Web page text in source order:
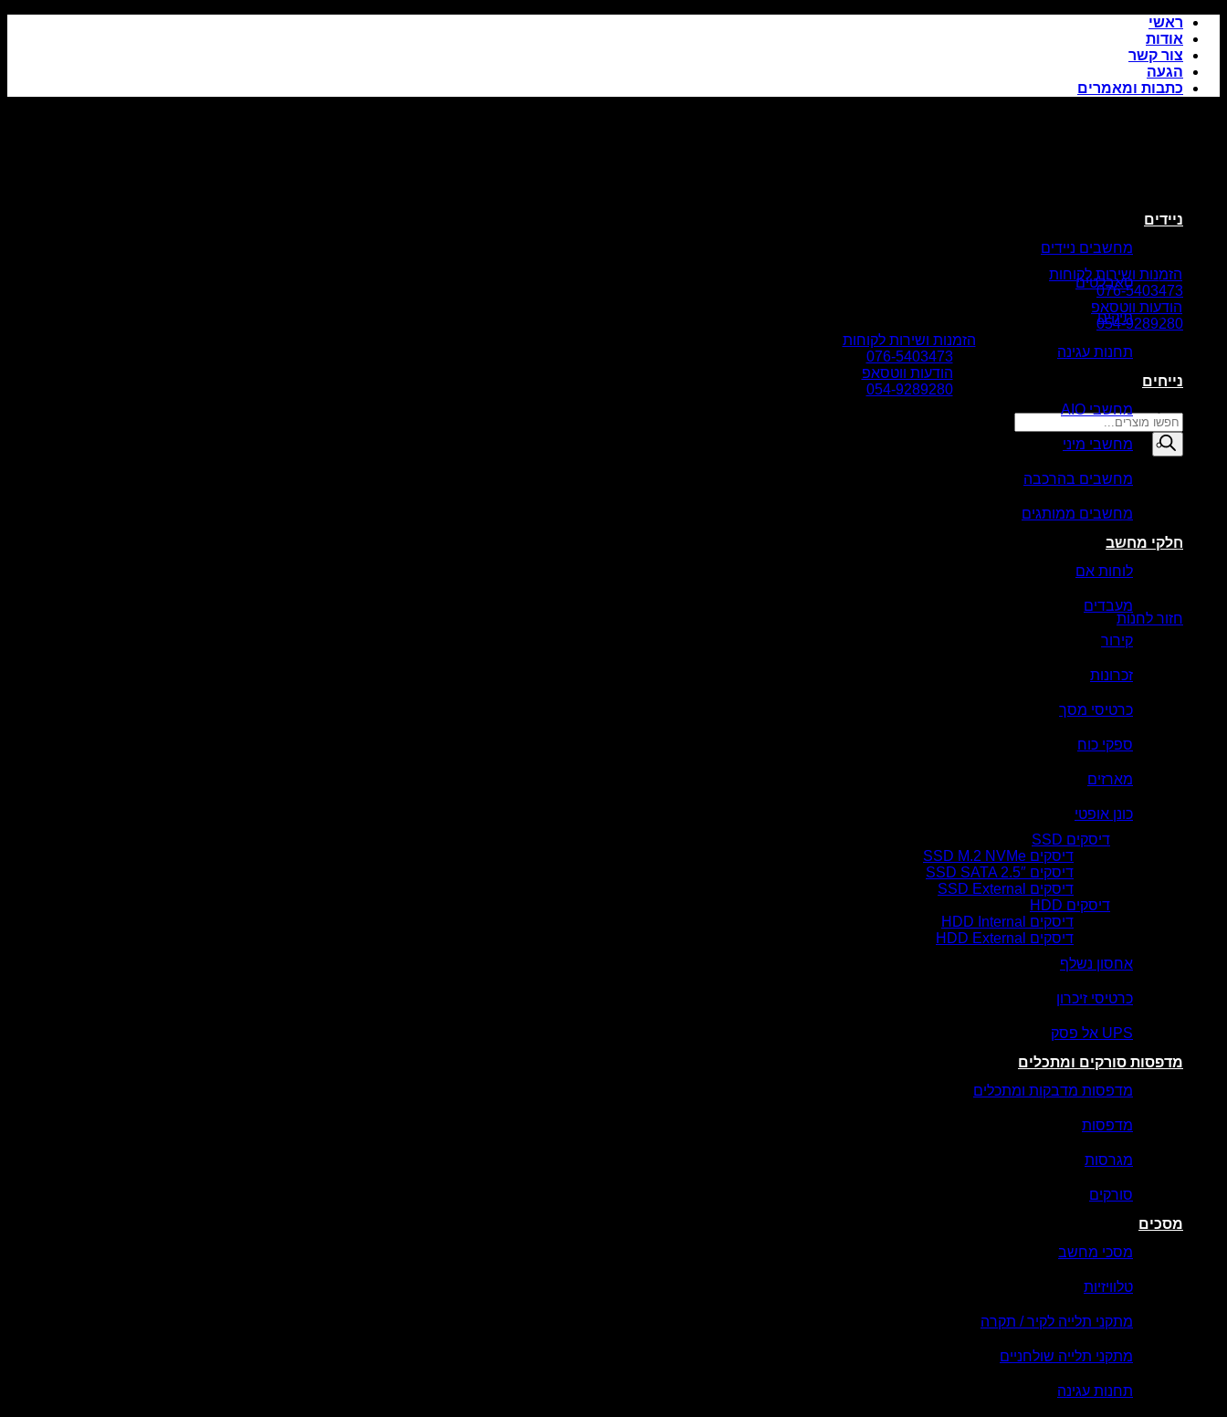
Skip
content
ראשי
אודות
צור קשר
הגעה
כתבות ומאמרים
הזמנות ושירות לקוחות
076-5403473
הודעות ווטסאפ
054-9289280
הזמנות ושירות לקוחות
076-5403473
הודעות ווטסאפ
054-9289280
Products
search
סל קניות
חזור לחנות
ניידים
מחשבים ניידים
טאבלטים
תיקים
תחנות עגינה
נייחים
מחשבי AIO
מחשבי מיני
מחשבים בהרכבה
מחשבים ממותגים
חלקי מחשב
לוחות אם
מעבדים
קירור
זכרונות
כרטיסי מסך
ספקי כוח
מארזים
כונן אופטי
דיסקים SSD
דיסקים SSD M.2 NVMe
דיסקים SSD SATA 2.5″
דיסקים SSD External
דיסקים HDD
דיסקים HDD Internal
דיסקים HDD External
אחסון נשלף
כרטיסי זיכרון
UPS אל פסק
מדפסות סורקים ומתכלים
מדפסות מדבקות ומתכלים
מדפסות
מגרסות
סורקים
מסכים
מסכי מחשב
טלוויזיות
מתקני תלייה לקיר / תקרה
מתקני תלייה שולחניים
תחנות עגינה